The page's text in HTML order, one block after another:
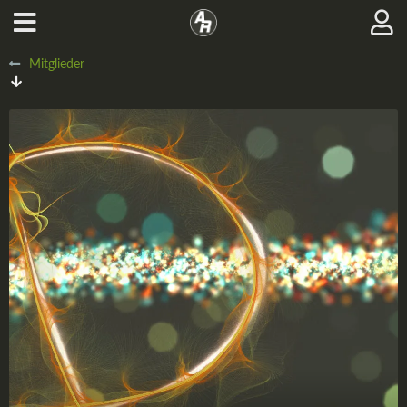
Mitglieder